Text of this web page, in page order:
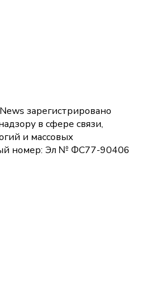
зарегистрировано
в сфере связи,
и массовых
номер: Эл № ФС77-90406